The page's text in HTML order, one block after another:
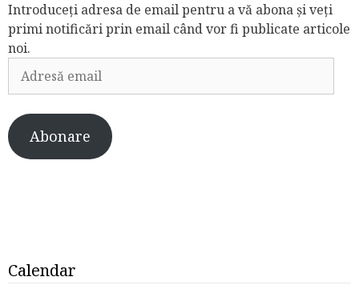
Introduceți adresa de email pentru a vă abona și veți
primi notificări prin email când vor fi publicate articole
noi.
Adresă
email
Abonare
Calendar